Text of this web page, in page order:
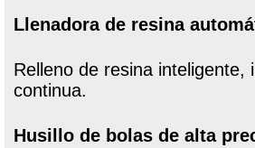
Llenadora de resina
Relleno de resina inteligente,
continua.
Husillo de bolas de alta